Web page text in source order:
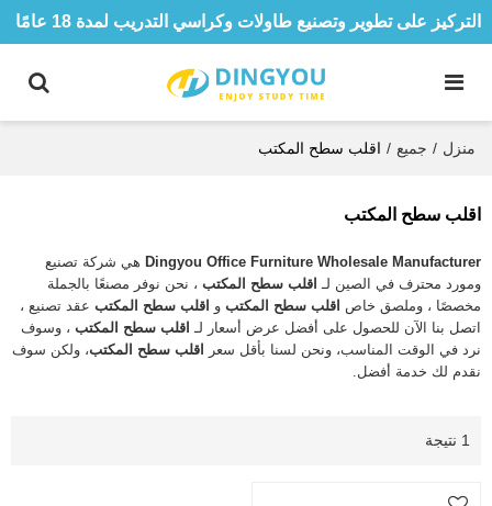
التركيز على تطوير وتصنيع طاولات وكراسي التدريب لمدة 18 عامًا
منزل / جميع / اقلب سطح المكتب
اقلب سطح المكتب
Dingyou Office Furniture Wholesale Manufacturer هي شركة تصنيع
ومورد محترف في الصين لـ اقلب سطح المكتب ، نحن نوفر مصنعًا بالجملة
مخصصًا ، وملصق خاص اقلب سطح المكتب و اقلب سطح المكتب عقد تصنيع ،
اتصل بنا الآن للحصول على أفضل عرض أسعار لـ اقلب سطح المكتب ، وسوف
نرد في الوقت المناسب، ونحن لسنا بأقل سعر اقلب سطح المكتب، ولكن سوف
نقدم لك خدمة أفضل.
1 نتيجة